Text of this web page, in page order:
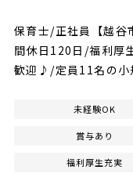
保育士/正社員【越
間休日120日/福利厚
歓迎♪/定員11名の小
未経験OK
賞与あり
福利厚生充実